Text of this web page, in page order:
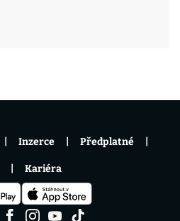
Inzerce Předplatné
Kariéra